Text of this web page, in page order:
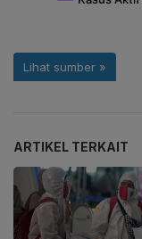
ARTIKEL TERKAIT